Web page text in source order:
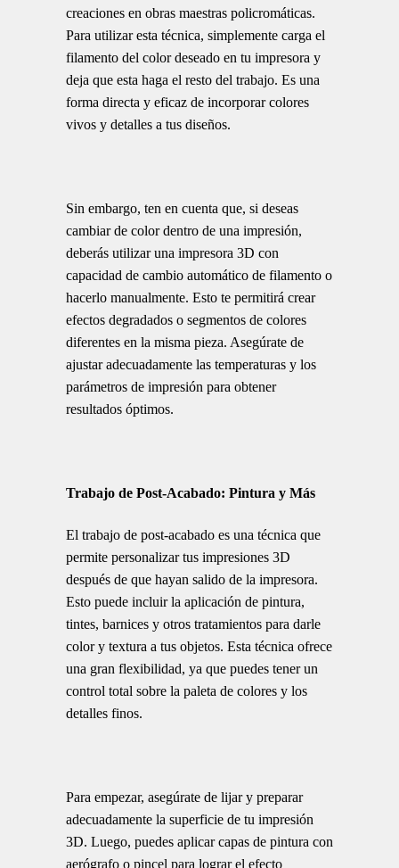
creaciones en obras maestras policromáticas.
Para utilizar esta técnica, simplemente carga el
filamento del color deseado en tu impresora y
deja que esta haga el resto del trabajo. Es una
forma directa y eficaz de incorporar colores
vivos y detalles a tus diseños.
Sin embargo, ten en cuenta que, si deseas
cambiar de color dentro de una impresión,
deberás utilizar una impresora 3D con
capacidad de cambio automático de filamento o
hacerlo manualmente. Esto te permitirá crear
efectos degradados o segmentos de colores
diferentes en la misma pieza. Asegúrate de
ajustar adecuadamente las temperaturas y los
parámetros de impresión para obtener
resultados óptimos.
Trabajo de Post-Acabado: Pintura y Más
El trabajo de post-acabado es una técnica que
permite personalizar tus impresiones 3D
después de que hayan salido de la impresora.
Esto puede incluir la aplicación de pintura,
tintes, barnices y otros tratamientos para darle
color y textura a tus objetos. Esta técnica ofrece
una gran flexibilidad, ya que puedes tener un
control total sobre la paleta de colores y los
detalles finos.
Para empezar, asegúrate de lijar y preparar
adecuadamente la superficie de tu impresión
3D. Luego, puedes aplicar capas de pintura con
aerógrafo o pincel para lograr el efecto